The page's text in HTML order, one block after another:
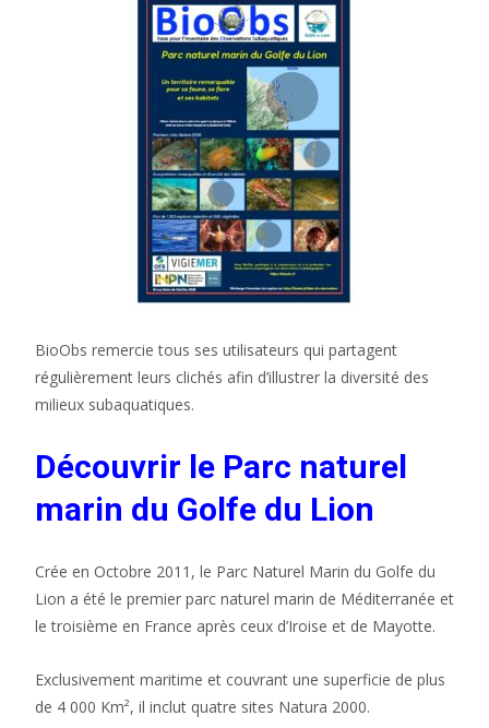
BioObs remercie tous ses utilisateurs qui partagent
régulièrement leurs clichés afin d’illustrer la diversité des
milieux subaquatiques.
Découvrir le Parc naturel
marin du Golfe du Lion
Crée en Octobre 2011, le Parc Naturel Marin du Golfe du
Lion a été le premier parc naturel marin de Méditerranée et
le troisième en France après ceux d’Iroise et de Mayotte.
Exclusivement maritime et couvrant une superficie de plus
de 4 000 Km², il inclut quatre sites Natura 2000.